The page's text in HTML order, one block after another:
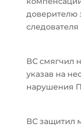
доверителю
следователя
ВС смягчил
указав на
нарушения
ВС защитил